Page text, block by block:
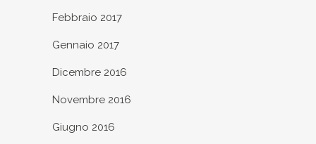
Febbraio 2017
Gennaio 2017
Dicembre 2016
Novembre 2016
Giugno 2016